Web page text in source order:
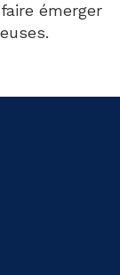
émerger